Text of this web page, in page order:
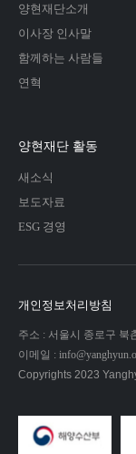
양현재단소개
이사장 인사말
함께하는 사람들
연혁
양현재단 활동
새소식
보도자료
ESG 경영
개인정보처리방침
주소 : 서울시 종로구 북
이메일 :
Copyrights 2023